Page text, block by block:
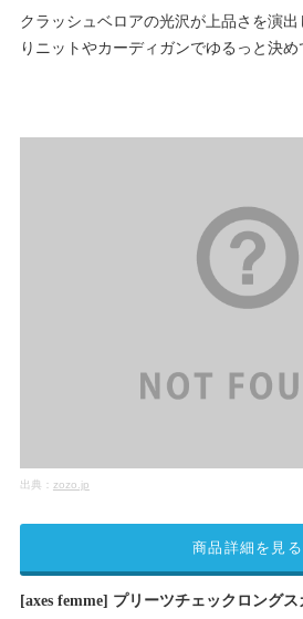
クラッシュベロアの光沢が上品さを演出
りニットやカーディガンでゆるっと決め
出典： zozo.jp
[axes femme] プリーツチェックロングス
商品詳細を見る